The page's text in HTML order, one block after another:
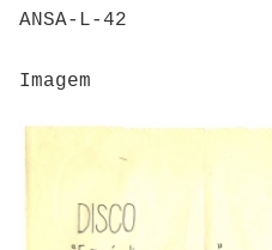
ANSA-L-42
Imagem